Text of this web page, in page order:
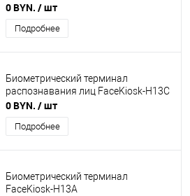
0 BYN. / шт
Подробнее
Биометрический терминал
распознавания лиц FaceKiosk-H13C
0 BYN. / шт
Подробнее
Биометрический терминал
FaceKiosk-H13A